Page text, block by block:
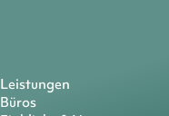
Leistungen
Büros